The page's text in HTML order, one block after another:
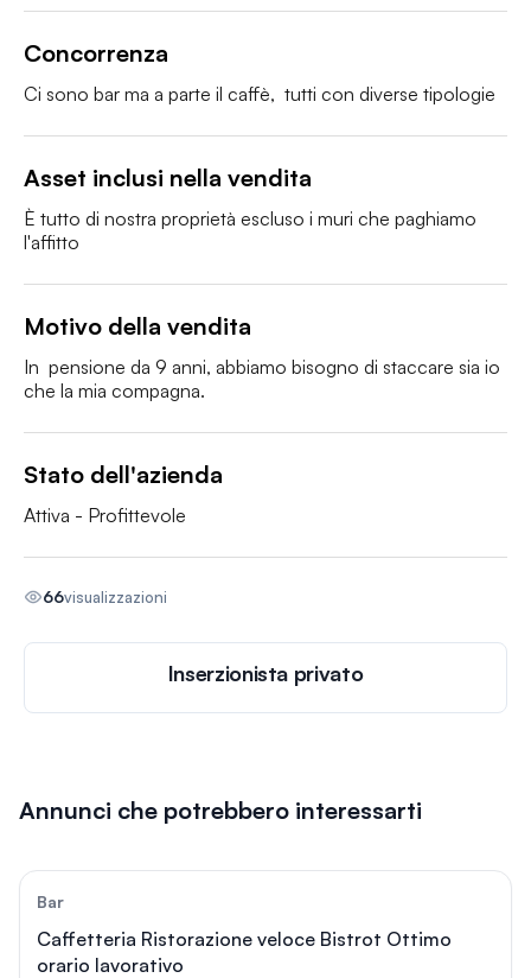
Concorrenza
Ci sono bar ma a parte il caffè,  tutti con diverse tipologie
Asset inclusi nella vendita
È tutto di nostra proprietà escluso i muri che paghiamo
l'affitto
Motivo della vendita
In  pensione da 9 anni, abbiamo bisogno di staccare sia io
che la mia compagna.
Stato dell'azienda
Attiva - Profittevole
66visualizzazioni
Inserzionista privato
Annunci che potrebbero interessarti
Bar
Caffetteria Ristorazione veloce Bistrot Ottimo
orario lavorativo